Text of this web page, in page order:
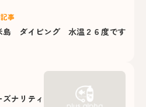
事
島 ダイビング 水温２６度です
ナリティ